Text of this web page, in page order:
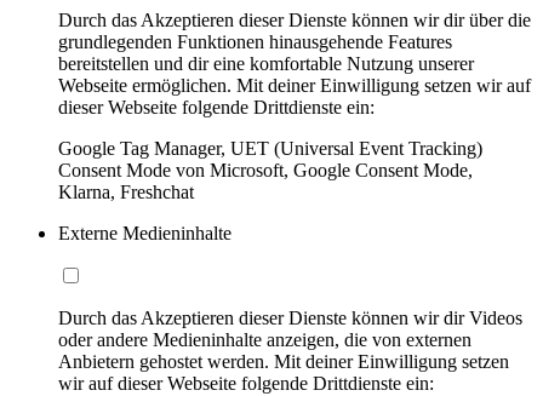
Durch das Akzeptieren dieser Dienste können wir dir über die
grundlegenden Funktionen hinausgehende Features
bereitstellen und dir eine komfortable Nutzung unserer
Webseite ermöglichen. Mit deiner Einwilligung setzen wir auf
dieser Webseite folgende Drittdienste ein:
Google Tag Manager, UET (Universal Event Tracking)
Consent Mode von Microsoft, Google Consent Mode,
Klarna, Freshchat
Externe Medieninhalte
Durch das Akzeptieren dieser Dienste können wir dir Videos
oder andere Medieninhalte anzeigen, die von externen
Anbietern gehostet werden. Mit deiner Einwilligung setzen
wir auf dieser Webseite folgende Drittdienste ein: